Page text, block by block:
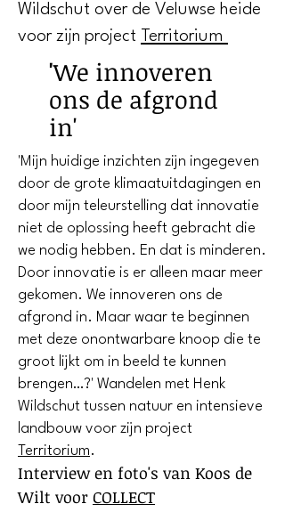
Wildschut over de Veluwse heide
voor zijn project Territorium
'We innoveren
ons de afgrond
in'
'Mijn huidige inzichten zijn ingegeven
door de grote klimaatuitdagingen en
door mijn teleurstelling dat innovatie
niet de oplossing heeft gebracht die
we nodig hebben. En dat is minderen.
Door innovatie is er alleen maar meer
gekomen. We innoveren ons de
afgrond in. Maar waar te beginnen
met deze onontwarbare knoop die te
groot lijkt om in beeld te kunnen
brengen…?' Wandelen met Henk
Wildschut tussen natuur en intensieve
landbouw voor zijn project
Territorium.
Interview en foto's van Koos de
Wilt voor COLLECT